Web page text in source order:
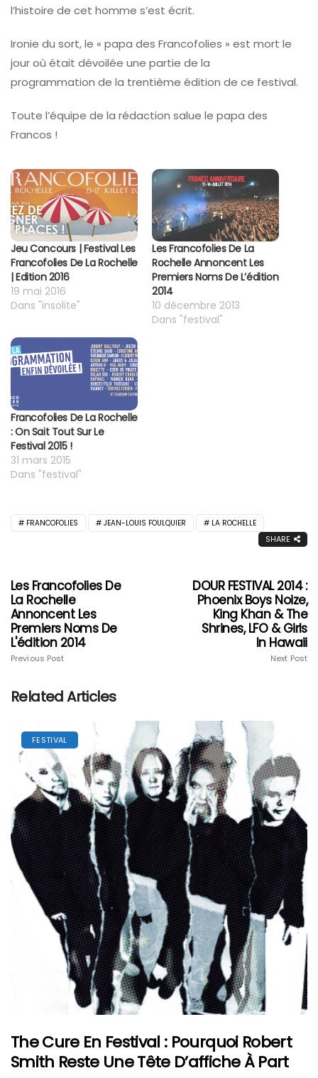
l’histoire de cet homme s’est écrit.
Ironie du sort, le « papa des Francofolies » est mort le
jour où était dévoilée une partie de la
programmation de la trentième édition de ce festival.
Toute l’équipe de la rédaction salue le papa des
Francos !
Jeu Concours | Festival Les
Francofolies De La Rochelle
| Edition 2016
19 mai 2016
Dans "insolite"
Les Francofolies De La
Rochelle Annoncent Les
Premiers Noms De L’édition
2014
10 décembre 2013
Dans "festival"
Francofolies De La Rochelle
: On Sait Tout Sur Le
Festival 2015 !
31 mars 2015
Dans "festival"
FRANCOFOLIES JEAN-LOUIS FOULQUIER LA ROCHELLE
SHARE
Les Francofolies De
La Rochelle
Annoncent Les
Premiers Noms De
L'édition 2014
Previous Post
DOUR FESTIVAL 2014 :
Phoenix Boys Noize,
King Khan & The
Shrines, LFO & Girls
In Hawaii
Next Post
Related Articles
FESTIVAL
The Cure En Festival : Pourquoi Robert
Smith Reste Une Tête D’affiche À Part